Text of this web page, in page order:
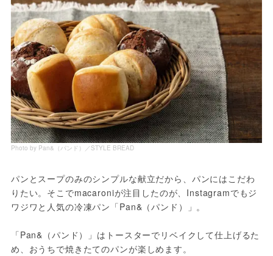
Photo by Pan&（パンド）／STYLE BREAD
パンとスープのみのシンプルな献立だから、パンにはこだわ
りたい。そこでmacaroniが注目したのが、Instagramでもジ
ワジワと人気の冷凍パン「Pan&（パンド）」。
「Pan&（パンド）」はトースターでリベイクして仕上げるた
め、おうちで焼きたてのパンが楽しめます。